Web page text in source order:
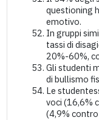
questioning
emotivo.
In gruppi
tassi di
20%-60%,
Gli studenti
di bullismo
Le
voci (16,6%
(4,9%